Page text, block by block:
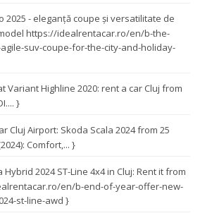
2025 - eleganță coupe și versatilitate de
https://idealrentacar.ro/en/b-the-
suv-coupe-for-the-city-and-holiday-
Variant Highline 2020: rent a car Cluj from
}
Cluj Airport: Skoda Scala 2024 from 25
Comfort,... }
Hybrid 2024 ST-Line 4x4 in Cluj: Rent it from
en/b-end-of-year-offer-new-
st-line-awd }